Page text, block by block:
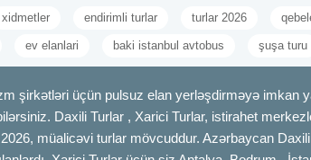
xidmetler endirimli turlar turlar 2026
ev elanlari baki istanbul avtobus şuşa turu
şirkətləri üçün pulsuz elan yerləşdirməyə imkan
Daxili Turlar , Xarici Turlar, istirahet
müalicəvi turlar mövcuddur. Azərbaycan